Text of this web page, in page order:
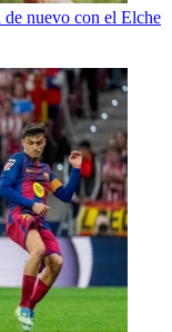
nuevo con el Elche